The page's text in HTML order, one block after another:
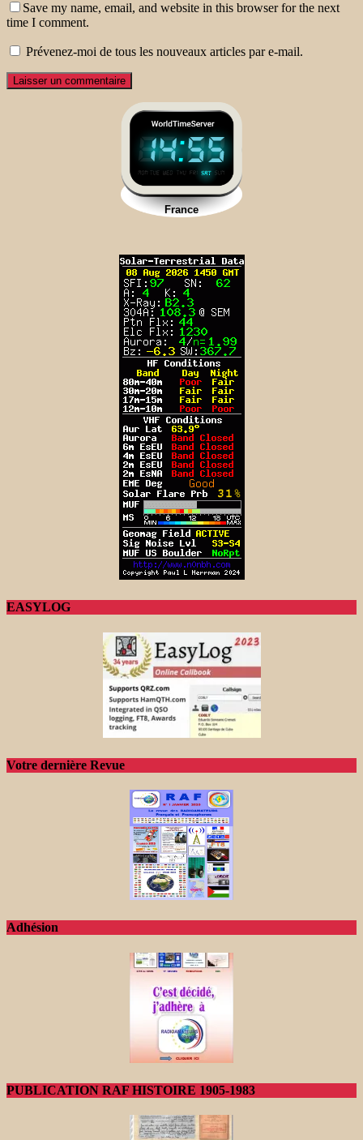
Save my name, email, and website in this browser for the next
time I comment.
Prévenez-moi de tous les nouveaux articles par e-mail.
EASYLOG
Votre dernière Revue
Adhésion
PUBLICATION RAF HISTOIRE 1905-1983